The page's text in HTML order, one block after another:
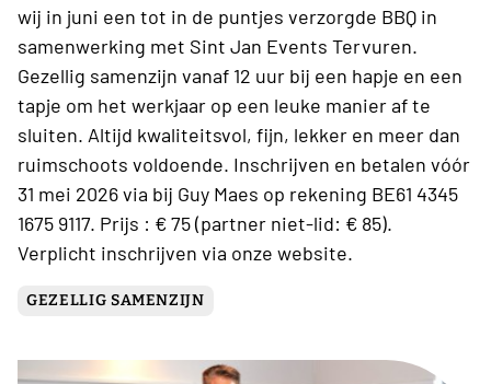
wij in juni een tot in de puntjes verzorgde BBQ in
samenwerking met Sint Jan Events Tervuren.
Gezellig samenzijn vanaf 12 uur bij een hapje en een
tapje om het werkjaar op een leuke manier af te
sluiten. Altijd kwaliteitsvol, fijn, lekker en meer dan
ruimschoots voldoende. Inschrijven en betalen vóór
31 mei 2026 via bij Guy Maes op rekening BE61 4345
1675 9117. Prijs : € 75 (partner niet-lid: € 85).
Verplicht inschrijven via onze website.
GEZELLIG SAMENZIJN